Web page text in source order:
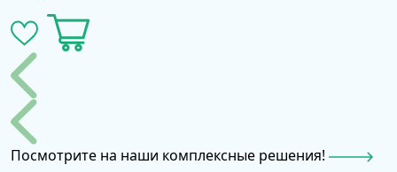
также сохранить.
Посмотрите на наши комплексные решения!